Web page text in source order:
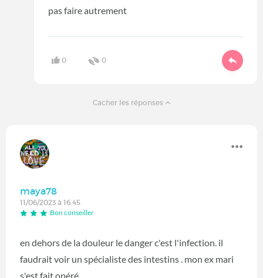
pas faire autrement
0 0
Cacher les réponses
maya78
11/06/2023 à 16:45
Bon conseiller
en dehors de la douleur le danger c'est l'infection. il
faudrait voir un spécialiste des intestins . mon ex mari
s'est fait opéré .